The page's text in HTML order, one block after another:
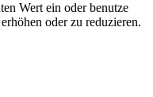
Wert ein oder benutze
oder zu reduzieren.